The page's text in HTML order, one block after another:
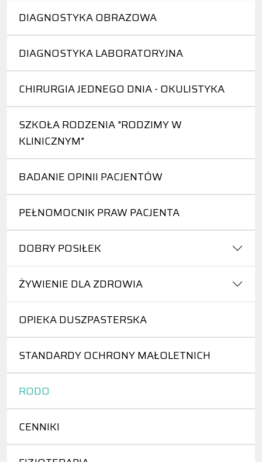
DIAGNOSTYKA OBRAZOWA
DIAGNOSTYKA LABORATORYJNA
CHIRURGIA JEDNEGO DNIA - OKULISTYKA
SZKOŁA RODZENIA "RODZIMY W
KLINICZNYM"
BADANIE OPINII PACJENTÓW
PEŁNOMOCNIK PRAW PACJENTA
DOBRY POSIŁEK
ŻYWIENIE DLA ZDROWIA
OPIEKA DUSZPASTERSKA
STANDARDY OCHRONY MAŁOLETNICH
RODO
CENNIKI